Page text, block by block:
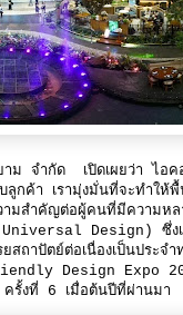
จำกัด เปิดเผยว่า ไอคอ
ลูกค้า เรามุ่งมั่นที่จะทำใ
ามสำคัญต่อผู้คนที่มีความ
Design) ซึ่งเ
สถาปัตย์ต่อเนื่องเป็นปร
Design Expo
ครั้งที่ 6 เมื่อต้นปีที่ผ่านมา